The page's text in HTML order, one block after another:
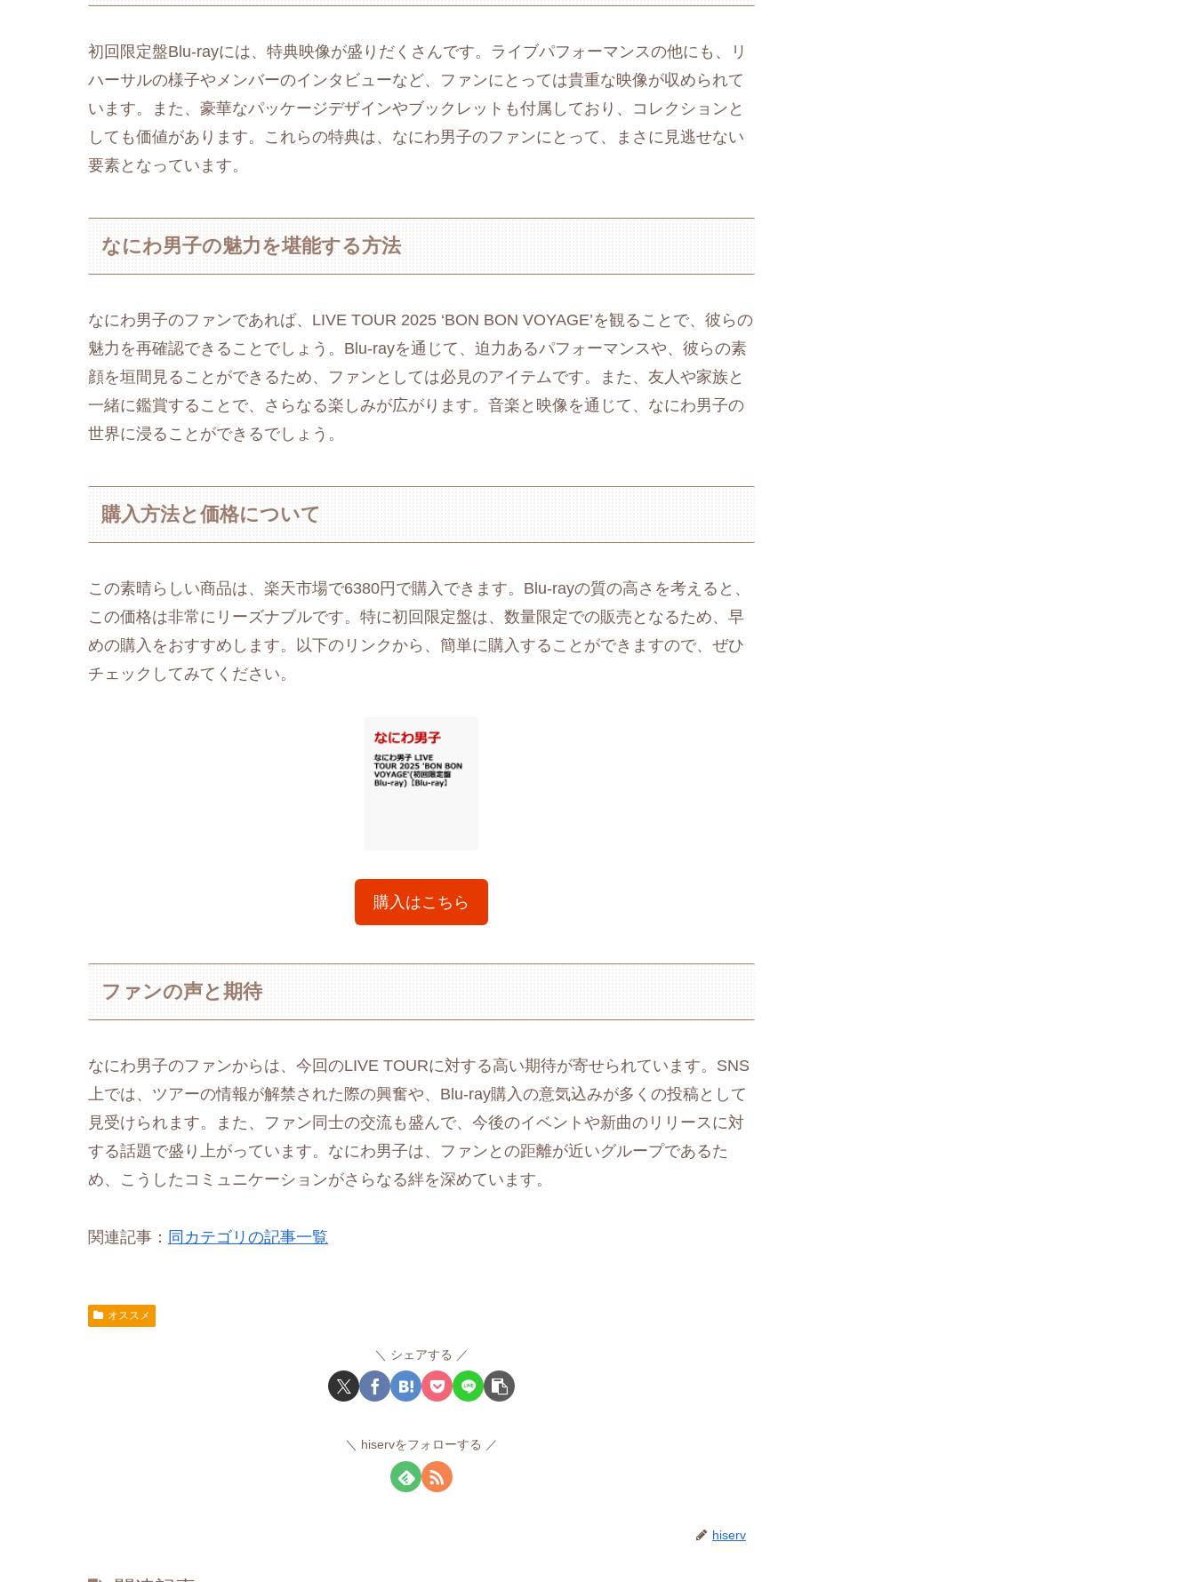
初回限定盤Blu-rayには、特典映像が盛りだくさんです。ライブパフォーマンスの他にも、リ
ハーサルの様子やメンバーのインタビューなど、ファンにとっては貴重な映像が収められて
います。また、豪華なパッケージデザインやブックレットも付属しており、コレクションと
しても価値があります。これらの特典は、なにわ男子のファンにとって、まさに見逃せない
要素となっています。
なにわ男子の魅力を堪能する方法
なにわ男子のファンであれば、LIVE TOUR 2025 ‘BON BON VOYAGE’を観ることで、彼らの
魅力を再確認できることでしょう。Blu-rayを通じて、迫力あるパフォーマンスや、彼らの素
顔を垣間見ることができるため、ファンとしては必見のアイテムです。また、友人や家族と
一緒に鑑賞することで、さらなる楽しみが広がります。音楽と映像を通じて、なにわ男子の
世界に浸ることができるでしょう。
購入方法と価格について
この素晴らしい商品は、楽天市場で6380円で購入できます。Blu-rayの質の高さを考えると、
この価格は非常にリーズナブルです。特に初回限定盤は、数量限定での販売となるため、早
めの購入をおすすめします。以下のリンクから、簡単に購入することができますので、ぜひ
チェックしてみてください。
購入はこちら
ファンの声と期待
なにわ男子のファンからは、今回のLIVE TOURに対する高い期待が寄せられています。SNS
上では、ツアーの情報が解禁された際の興奮や、Blu-ray購入の意気込みが多くの投稿として
見受けられます。また、ファン同士の交流も盛んで、今後のイベントや新曲のリリースに対
する話題で盛り上がっています。なにわ男子は、ファンとの距離が近いグループであるた
め、こうしたコミュニケーションがさらなる絆を深めています。
関連記事： 同カテゴリの記事一覧
オススメ
シェアする
hiservをフォローする
hiserv